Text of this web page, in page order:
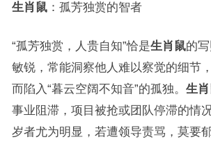
生肖鼠：孤芳独赏的智者
“孤芳独赏，人贵自知”恰是生肖鼠的
敏锐，常能洞察他人难以察觉的细节
而陷入“暮云空阔不知音”的孤独。 生
事业阻滞，项目被抢或团队停滞的情
岁者尤为明显，若遭领导责骂，莫要